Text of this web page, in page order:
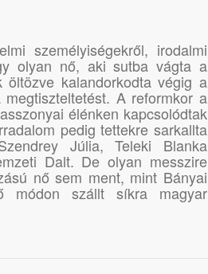
személyiségekről, irodalmi
olyan nő, aki sutba vágta a
kalandorkodta végig a
A reformkor a
élénken kapcsolódtak
pedig tettekre sarkallta
Júlia, Teleki Blanka
Dalt. De olyan messzire
nő sem ment, mint Bányai
módon szállt síkra magyar